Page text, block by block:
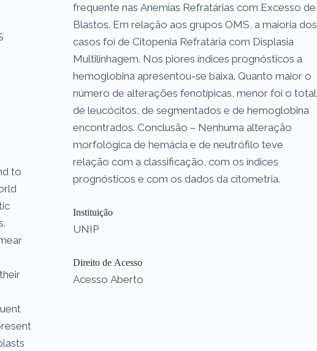
to
frequente nas Anemias Refratárias com Excesso de
Blastos. Em relação aos grupos OMS, a maioria dos
casos foi de Citopenia Refratária com Displasia
Multilinhagem. Nos piores índices prognósticos a
hemoglobina apresentou-se baixa. Quanto maior o
número de alterações fenotípicas, menor foi o total
de leucócitos, de segmentados e de hemoglobina
encontrados. Conclusão – Nenhuma alteração
morfológica de hemácia e de neutrófilo teve
relação com a classificação, com os índices
prognósticos e com os dados da citometria.
Instituição
UNIP
Direito de Acesso
Acesso Aberto